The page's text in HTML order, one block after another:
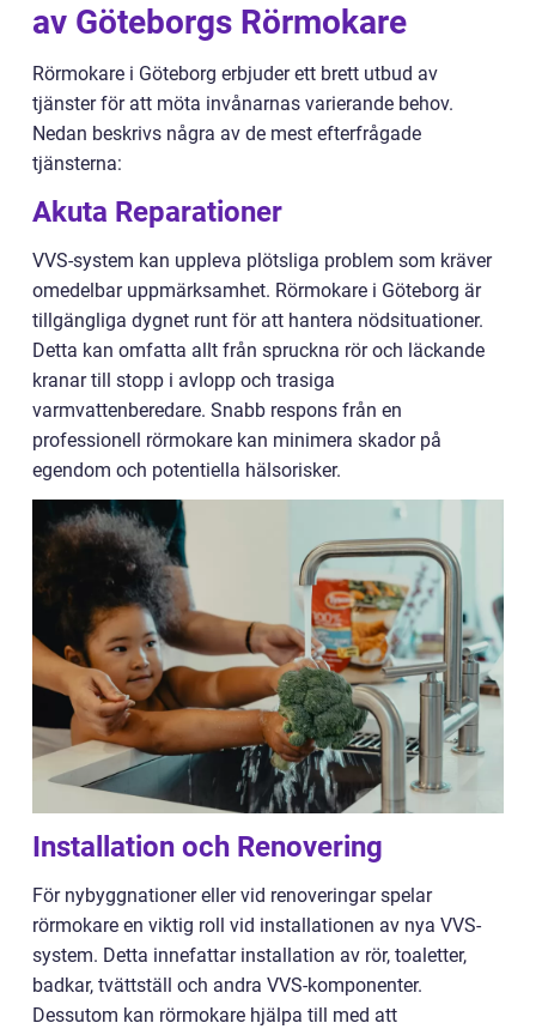
av Göteborgs Rörmokare
Rörmokare i Göteborg erbjuder ett brett utbud av
tjänster för att möta invånarnas varierande behov.
Nedan beskrivs några av de mest efterfrågade
tjänsterna:
Akuta Reparationer
VVS-system kan uppleva plötsliga problem som kräver
omedelbar uppmärksamhet. Rörmokare i Göteborg är
tillgängliga dygnet runt för att hantera nödsituationer.
Detta kan omfatta allt från spruckna rör och läckande
kranar till stopp i avlopp och trasiga
varmvattenberedare. Snabb respons från en
professionell rörmokare kan minimera skador på
egendom och potentiella hälsorisker.
Installation och Renovering
För nybyggnationer eller vid renoveringar spelar
rörmokare en viktig roll vid installationen av nya VVS-
system. Detta innefattar installation av rör, toaletter,
badkar, tvättställ och andra VVS-komponenter.
Dessutom kan rörmokare hjälpa till med att